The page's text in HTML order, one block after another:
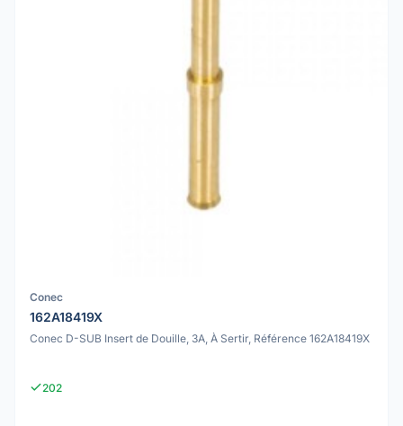
Conec
162A18419X
Conec D-SUB Insert de Douille, 3A, À Sertir, Référence 162A18419X
202